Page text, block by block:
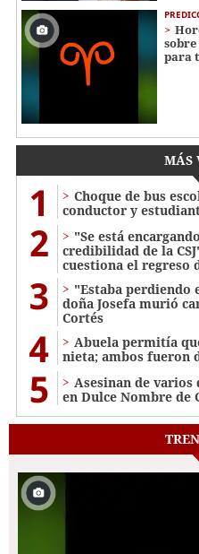
para
MÁS
1
Choque de bus
conductor y
2
"Se está
credibilidad de la
cuestiona el regreso
3
"Estaba perdiendo
doña Josefa murió
Cortés
4
Abuela permitía
nieta; ambos fueron
5
Asesinan de varios
en Dulce Nombre de